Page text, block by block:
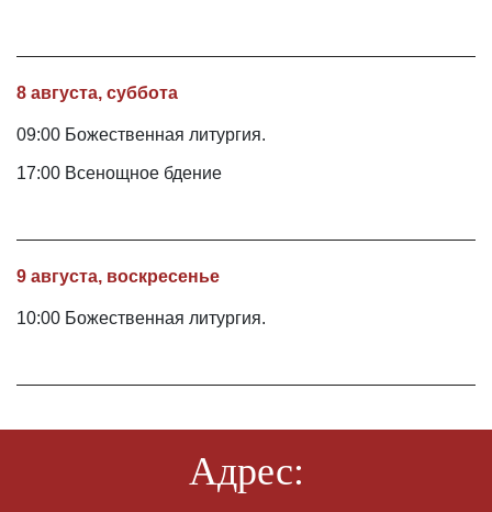
8 августа, суббота
09:00 Божественная литургия.
17:00 Всенощное бдение
9 августа, воскресенье
10:00 Божественная литургия.
Адрес: